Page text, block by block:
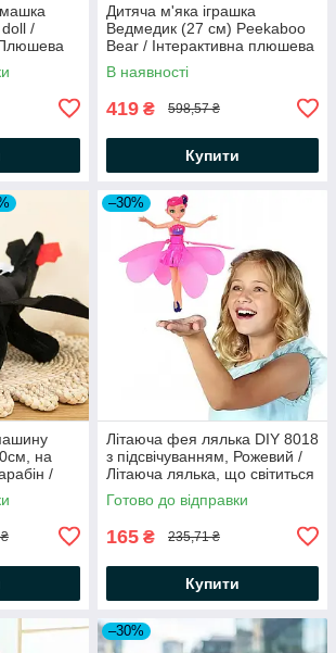
/
Дитяча м'яка іграшка
Ведмедик (27 см) Peekaboo
Bear / Інтерактивна плюшева
іграшка для малюка
В наявності
419 ₴ 598,57 ₴
Купити
на
/
–30%
Літаюча фея лялька DIY 8018
з підсвічуванням, Рожевий /
Літаюча лялька, що світиться
/ Чарівна фея, що левітує
Готово до відправки
165 ₴ 235,71 ₴
Купити
–30%